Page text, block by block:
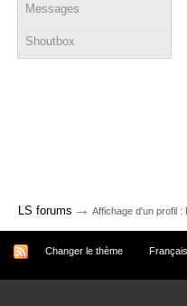
Messages
Shoutbox
LS forums → Affichage d'un profil :
Changer le thème